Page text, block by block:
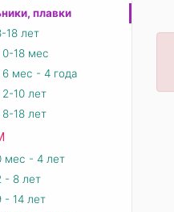
плавки
18 лет
18 мес
мес - 4 года
10 лет
18 лет
мес - 4 лет
- 8 лет
- 14 лет